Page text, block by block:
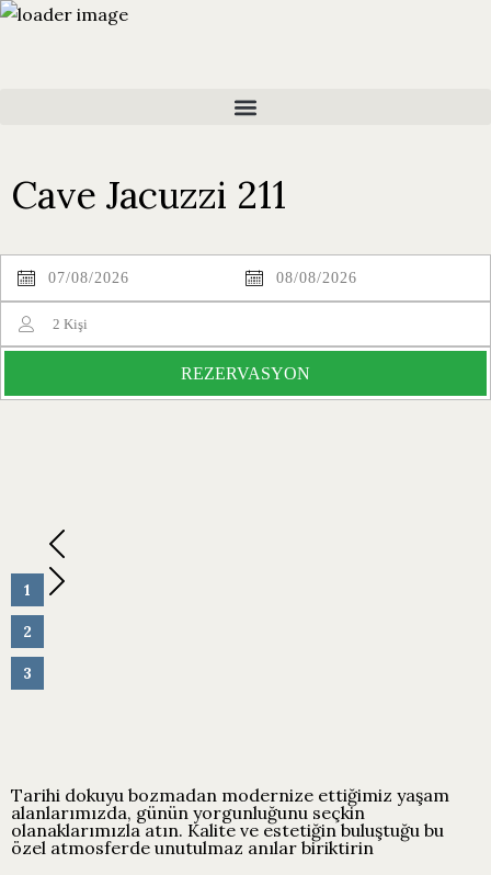
Cave Jacuzzi 211
2 Kişi
REZERVASYON
1
2
3
Tarihi dokuyu bozmadan modernize ettiğimiz yaşam
alanlarımızda, günün yorgunluğunu seçkin
olanaklarımızla atın. Kalite ve estetiğin buluştuğu bu
özel atmosferde unutulmaz anılar biriktirin